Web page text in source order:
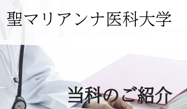
聖マリアンナ医科大学
当科のご紹介